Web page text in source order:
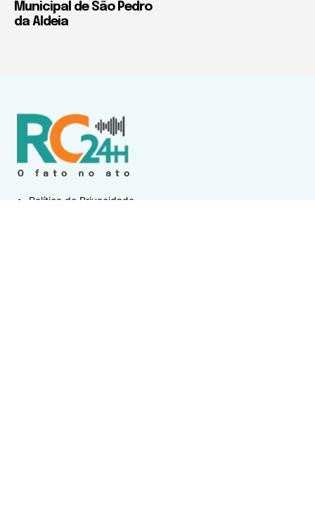
Municipal de São Pedro
da Aldeia
Política de Privacidade